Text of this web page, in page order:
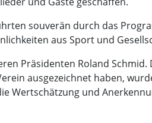
souverän durch das
aus Sport und
Präsidenten Roland
ausgezeichnet haben,
Wertschätzung und